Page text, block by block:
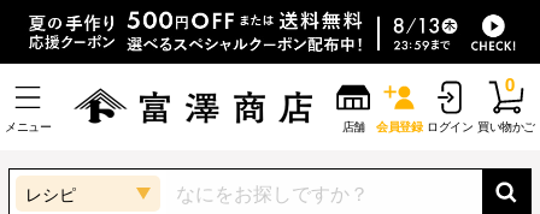
メニュー 店舗 会員登録 ログイン 買い物かご
0
レシピ